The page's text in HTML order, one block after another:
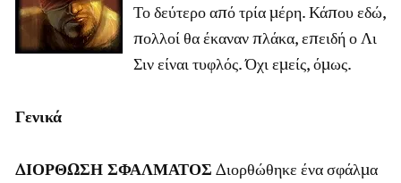
Το δεύτερο από τρία μέρη. Κάπου εδώ,
πολλοί θα έκαναν πλάκα, επειδή ο Λι
Σιν είναι τυφλός. Όχι εμείς, όμως.
Γενικά
ΔΙΟΡΘΩΣΗ ΣΦΑΛΜΑΤΟΣ Διορθώθηκε ένα σφάλμα